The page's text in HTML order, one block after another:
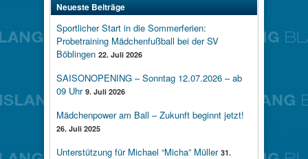
Neueste Beiträge
Sportlicher Start in die Sommerferien:
Probetraining Mädchenfußball bei der SV
Böblingen 22. Juli 2026
SAISONOPENING – Sonntag 12.07.2026 – ab
09 Uhr 9. Juli 2026
Mädchenpower am Ball – Zukunft beginnt jetzt!
26. Juli 2025
Unterstützung für Michael “Micha” Müller 31.